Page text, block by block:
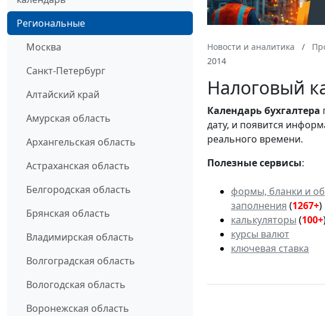
Региональные
Москва
Санкт-Петербург
Алтайский край
Амурская область
Архангельская область
Астраханская область
Белгородская область
Брянская область
Владимирская область
Волгоградская область
Вологодская область
Воронежская область
Новости и аналитика
2014
Налоговый
Календарьбухгалтера
дату, и появится
реального времени.
Полезные сервисы:
формы, бланки и
заполнения (1267+)
калькуляторы (100+
курсы валют
ключевая ставка